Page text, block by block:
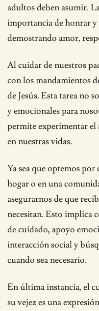
adultos deben asumir.
importancia de honrar y
demostrando amor,
Al cuidar de nuestros
con los mandamientos
de Jesús. Esta tarea no
y emocionales para
permite experimentar
en nuestras vidas.
Ya sea que optemos
hogar o en una
asegurarnos de que
necesitan. Esto implica
de cuidado, apoyo
interacción social y
cuando sea necesario.
En última instancia, el
su vejez es una